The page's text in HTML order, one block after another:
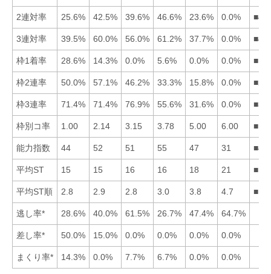
2連対率 25.6% 42.5% 39.6% 46.6% 23.6% 0.0%
3連対率 39.5% 60.0% 56.0% 61.2% 37.7% 0.0%
枠1着率 28.6% 14.3% 0.0% 5.6% 0.0% 0.0%
枠2連率 50.0% 57.1% 46.2% 33.3% 15.8% 0.0%
枠3連率 71.4% 71.4% 76.9% 55.6% 31.6% 0.0%
枠別コ率 1.00 2.14 3.15 3.78 5.00 6.00
能力指数 44 52 51 55 47 31
平均ST 15 15 16 16 18 21
平均ST順 2.8 2.9 2.8 3.0 3.8 4.7
逃し率* 28.6% 40.0% 61.5% 26.7% 47.4% 64.7%
差し率* 50.0% 15.0% 0.0% 0.0% 0.0% 0.0%
まくり率* 14.3% 0.0% 7.7% 6.7% 0.0% 0.0%